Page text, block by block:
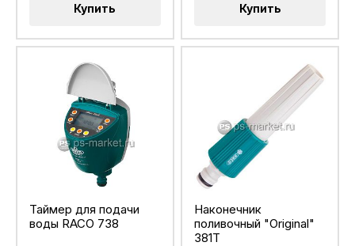
Купить Купить
Таймер для подачи
воды RACO 738
Наконечник
поливочный "Original"
381T